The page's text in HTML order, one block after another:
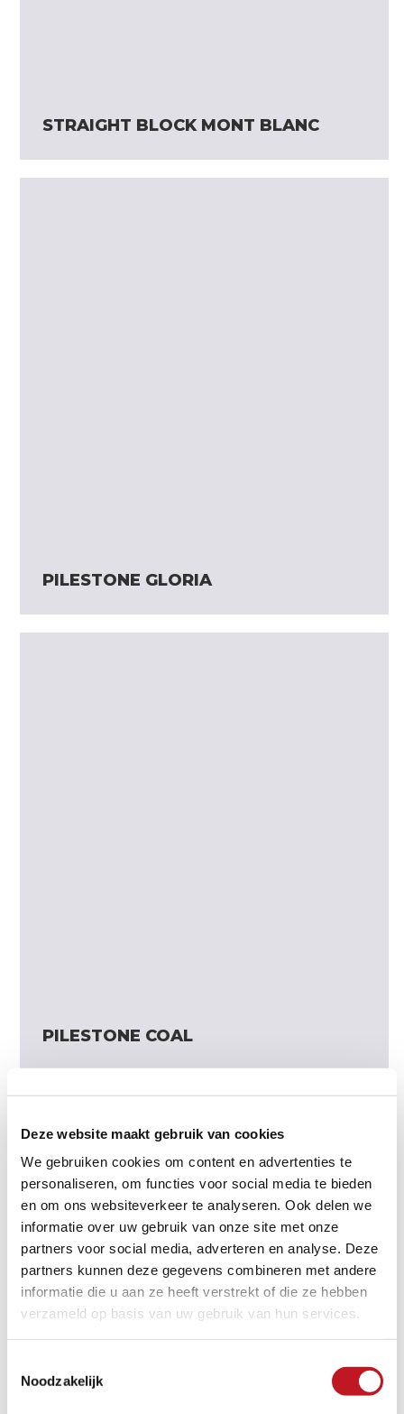
Deze website maakt gebruik van cookies
We gebruiken cookies om content en advertenties te
personaliseren, om functies voor social media te bieden
en om ons websiteverkeer te analyseren. Ook delen we
informatie over uw gebruik van onze site met onze
partners voor social media, adverteren en analyse. Deze
partners kunnen deze gegevens combineren met andere
informatie die u aan ze heeft verstrekt of die ze hebben
verzameld op basis van uw gebruik van hun services.
Noodzakelijk
STRAIGHT BLOCK MONT BLANC
PILESTONE GLORIA
PILESTONE COAL